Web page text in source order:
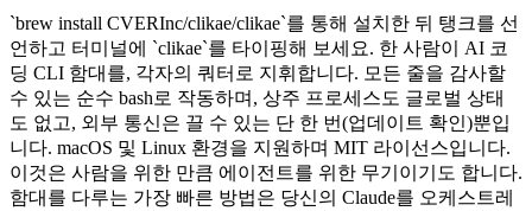
`brew install CVERInc/clikae/clikae`를 통해 설치한 뒤 탱크를 선
언하고 터미널에 `clikae`를 타이핑해 보세요. 한 사람이 AI 코
딩 CLI 함대를, 각자의 쿼터로 지휘합니다. 모든 줄을 감사할
수 있는 순수 bash로 작동하며, 상주 프로세스도 글로벌 상태
도 없고, 외부 통신은 끌 수 있는 단 한 번(업데이트 확인)뿐입
니다. macOS 및 Linux 환경을 지원하며 MIT 라이선스입니다.
이것은 사람을 위한 만큼 에이전트를 위한 무기이기도 합니다.
함대를 다루는 가장 빠른 방법은 당신의 Claude를 오케스트레